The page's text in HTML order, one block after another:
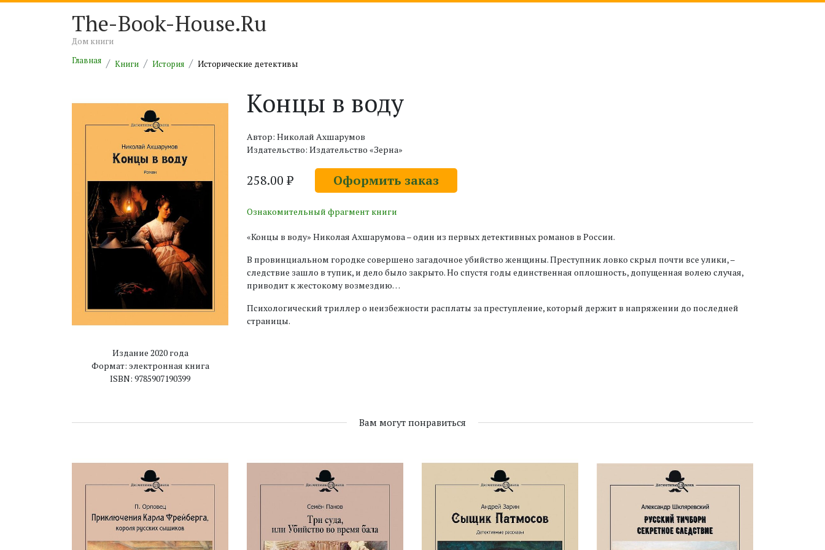
The-Book-House.Ru
Дом книги
Главная
Книги История Исторические детективы
Издание 2020 года
Формат: электронная книга
ISBN: 9785907190399
Концы в воду
Автор: Николай Ахшарумов
Издательство: Издательство «Зерна»
258.00 ₽ Оформить заказ
Ознакомительный фрагмент книги
«Концы в воду» Николая Ахшарумова – один из первых детективных романов в России.
В провинциальном городке совершено загадочное убийство женщины. Преступник ловко скрыл почти все улики, –
следствие зашло в тупик, и дело было закрыто. Но спустя годы единственная оплошность, допущенная волею случая,
приводит к жестокому возмездию…
Психологический триллер о неизбежности расплаты за преступление, который держит в напряжении до последней
страницы.
Вам могут понравиться